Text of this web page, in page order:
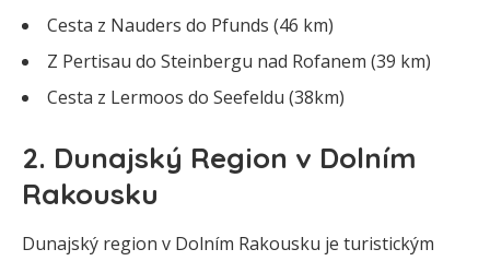
Cesta z Nauders do Pfunds (46 km)
Z Pertisau do Steinbergu nad Rofanem (39 km)
Cesta z Lermoos do Seefeldu (38km)
2. Dunajský Region v Dolním
Rakousku
Dunajský region v Dolním Rakousku je turistickým